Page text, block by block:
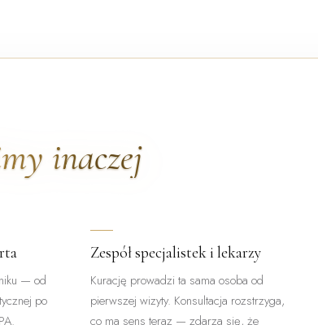
inaczej
— od
po
Zespół specjalistek i lekarzy
Kurację prowadzi ta sama osoba od
pierwszej wizyty. Konsultacja rozstrzyga,
co ma sens teraz — zdarza się, że